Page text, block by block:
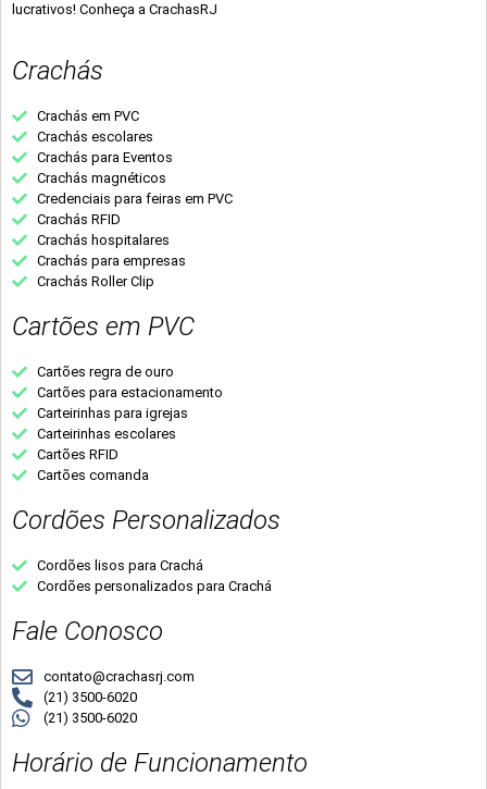
lucrativos! Conheça a CrachasRJ
Crachás
Crachás em PVC
Crachás escolares
Crachás para Eventos
Crachás magnéticos
Credenciais para feiras em PVC
Crachás RFID
Crachás hospitalares
Crachás para empresas
Crachás Roller Clip
Cartões em PVC
Cartões regra de ouro
Cartões para estacionamento
Carteirinhas para igrejas
Carteirinhas escolares
Cartões RFID
Cartões comanda
Cordões Personalizados
Cordões lisos para Crachá
Cordões personalizados para Crachá
Fale Conosco
contato@crachasrj.com
(21) 3500-6020
(21) 3500-6020
Horário de Funcionamento